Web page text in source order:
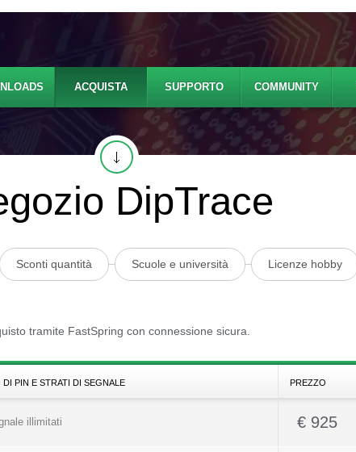
ACQUISTA SUPPORTO COMMUNITY
DipTrace
Sconti quantità Scuole e università Licenze hobby
tramite FastSpring con connessione sicura.
PIN E STRATI DI SEGNALE PREZZO
illimitati € 925